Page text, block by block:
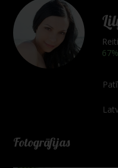
Fotogrāfijas